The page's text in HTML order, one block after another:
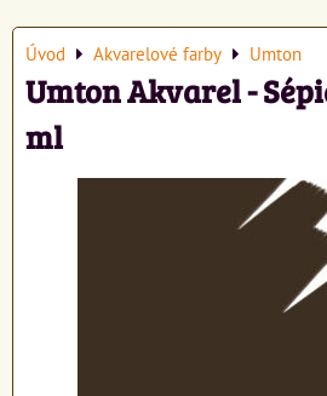
Úvod Akvarelové farby Umton
Umton Akvarel -
ml